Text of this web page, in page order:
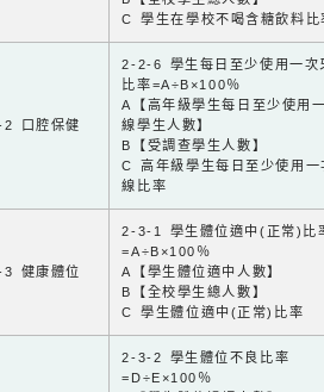
C 學生在學校不喝含糖飲料比
2 口腔保健
2-2-6 學生每日至少使用一次
比率=A÷B×100％
A【高年級學生每日至少使用
線學生人數】
B【受調查學生人數】
C 高年級學生每日至少使用一
線比率
3 健康體位
2-3-1 學生體位適中(正常)比
=A÷B×100％
A【學生體位適中人數】
B【全校學生總人數】
C 學生體位適中(正常)比率
2-3-2 學生體位不良比率
=D÷E×100％